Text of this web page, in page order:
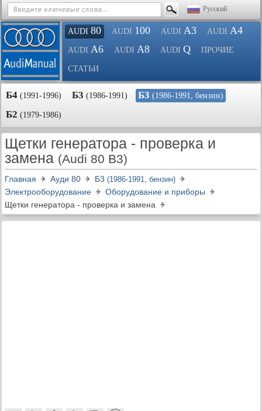
Русский
AUDI 80 AUDI 100 AUDI A3 AUDI A4
AUDI A6 AUDI A8 AUDI Q ПРОЧИЕ
СТАТЬИ
Б4 (1991-1996) Б3 (1986-1991) Б3 (1986-1991, бензин)
Б2 (1979-1986)
Щетки генератора - проверка и
замена (Audi 80 B3)
Главная Ауди 80 Б3 (1986-1991, бензин)
Электрооборудование
Оборудование и приборы
Щетки генератора - проверка и замена